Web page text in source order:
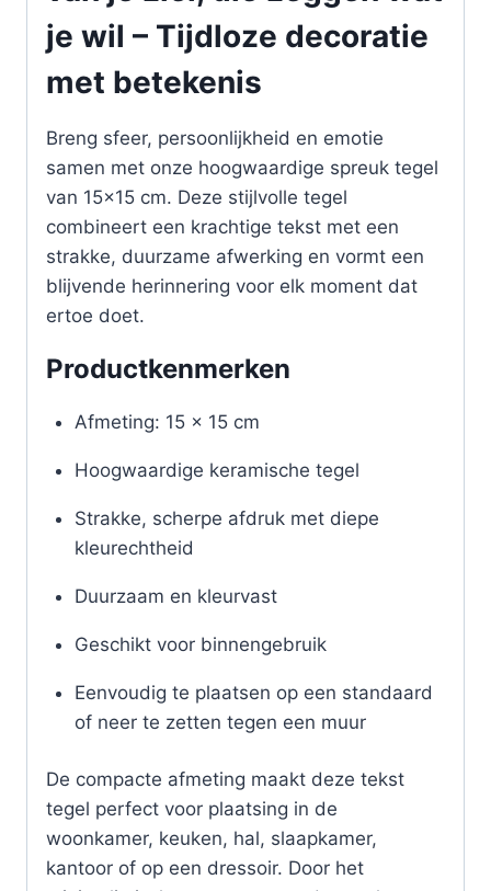
je wil – Tijdloze decoratie
met betekenis
Breng sfeer, persoonlijkheid en emotie
samen met onze hoogwaardige spreuk tegel
van 15×15 cm. Deze stijlvolle tegel
combineert een krachtige tekst met een
strakke, duurzame afwerking en vormt een
blijvende herinnering voor elk moment dat
ertoe doet.
Productkenmerken
Afmeting: 15 x 15 cm
Hoogwaardige keramische tegel
Strakke, scherpe afdruk met diepe
kleurechtheid
Duurzaam en kleurvast
Geschikt voor binnengebruik
Eenvoudig te plaatsen op een standaard
of neer te zetten tegen een muur
De compacte afmeting maakt deze tekst
tegel perfect voor plaatsing in de
woonkamer, keuken, hal, slaapkamer,
kantoor of op een dressoir. Door het